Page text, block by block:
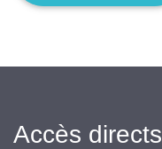
Accès directs